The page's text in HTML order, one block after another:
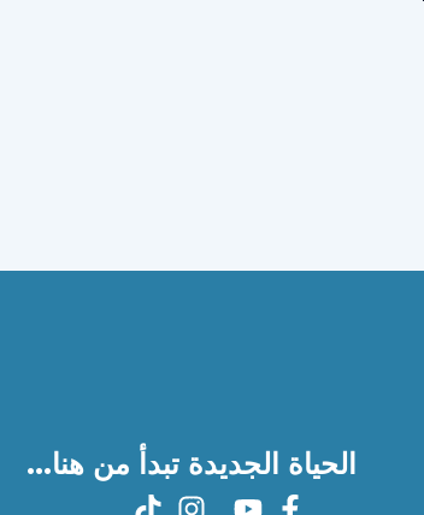
الحياة الجديدة تبدأ من هنا...